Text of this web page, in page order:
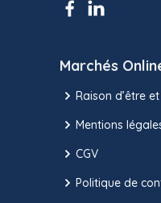
Marchés
Raison d’être
Mentions
CGV
Politique de